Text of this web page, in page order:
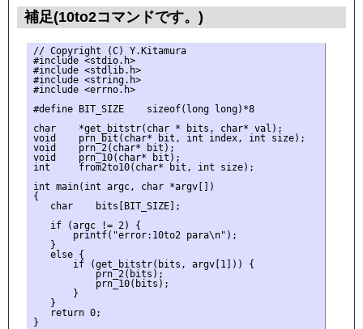
補足(10to2コマンドです。)
// Copyright (C) Y.Kitamura
#include <stdio.h>
#include <stdlib.h>
#include <string.h>
#include <errno.h>
#define BIT_SIZE    sizeof(long long)*8
char    *get_bitstr(char * bits, char* val);
void    prn_bit(char* bit, int index, int size);
void    prn_2(char* bit);
void    prn_10(char* bit);
int     from2to10(char* bit, int size);
int main(int argc, char *argv[])
{
   char    bits[BIT_SIZE];
   if (argc != 2) {
       printf("error:10to2 para\n");
   }
   else {
       if (get_bitstr(bits, argv[1])) {
           prn_2(bits);
           prn_10(bits);
       }
   }
   return 0;
}